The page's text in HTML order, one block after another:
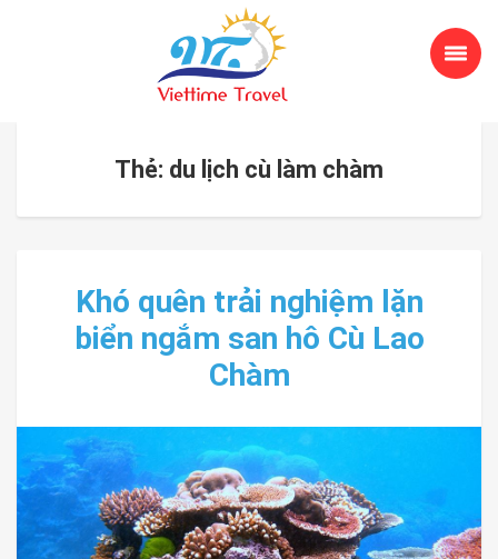
Thẻ: du lịch cù làm chàm
Khó quên trải nghiệm lặn
biển ngắm san hô Cù Lao
Chàm